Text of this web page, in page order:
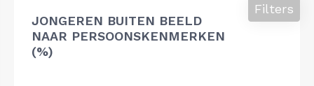
JONGEREN BUITEN BEELD
NAAR PERSOONSKENMERKEN
(%)
Filters